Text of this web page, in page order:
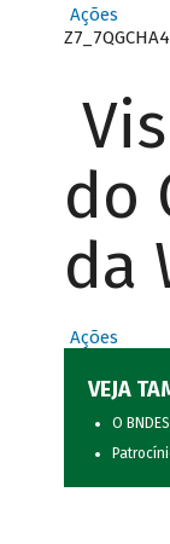
Ações
do
da
Ações
VEJA
O